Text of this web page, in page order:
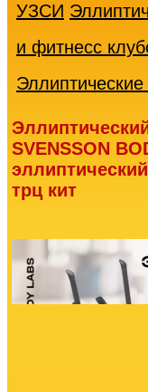
УЗСИ
и фитнесс
SVENSSON
трц кит